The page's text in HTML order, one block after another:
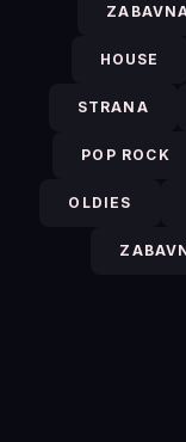
HOUSE
STRANA
POP ROCK
OLDIES